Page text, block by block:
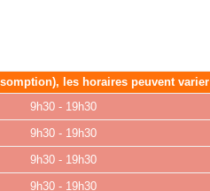
les horaires peuvent varier
9h30 - 19h30
9h30 - 19h30
9h30 - 19h30
9h30 - 19h30